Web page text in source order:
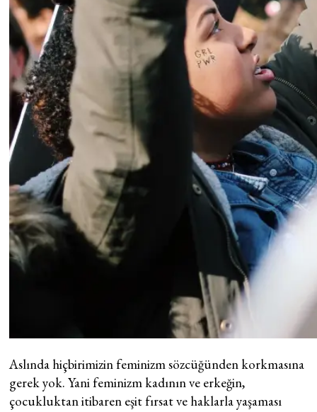
Aslında hiçbirimizin feminizm sözcüğünden korkmasına
gerek yok. Yani feminizm kadının ve erkeğin,
çocukluktan itibaren eşit fırsat ve haklarla yaşaması